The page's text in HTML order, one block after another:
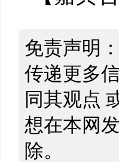
免责声明
传递更多
同其观点
想在本网
除。